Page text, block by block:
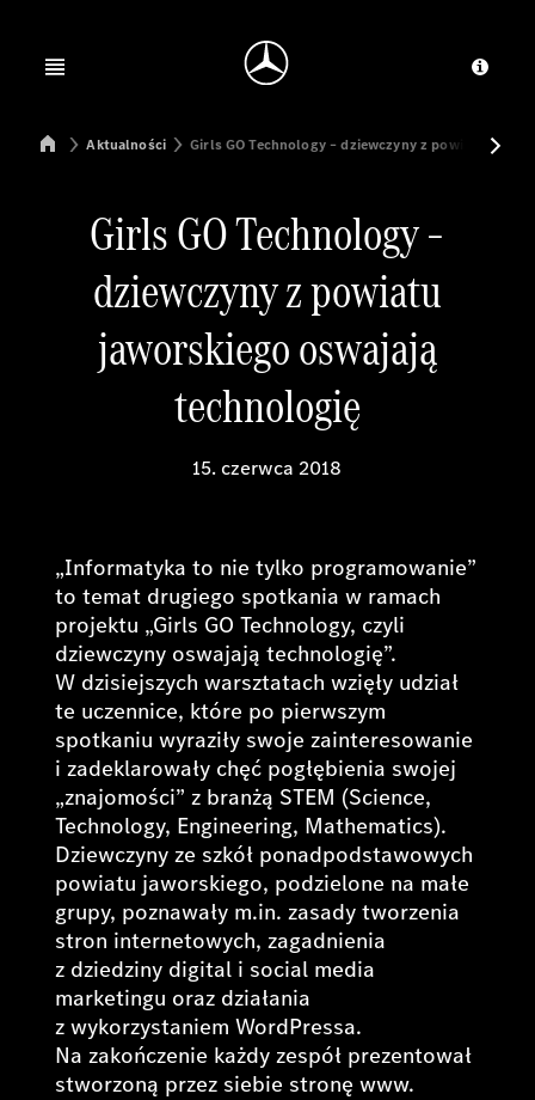
Open menu
Mercedes-Benz Manufacturing Poland
Aktualności Girls GO Technology – dziewczyny z powiatu
Girls GO Technology –
dziewczyny z powiatu
jaworskiego oswajają
technologię
15. czerwca 2018
„Informatyka to nie tylko programowanie”
to temat drugiego spotkania w ramach
projektu „Girls GO Technology, czyli
dziewczyny oswajają technologię”.
W dzisiejszych warsztatach wzięły udział
te uczennice, które po pierwszym
spotkaniu wyraziły swoje zainteresowanie
i zadeklarowały chęć pogłębienia swojej
„znajomości” z branżą STEM (Science,
Technology, Engineering, Mathematics).
Dziewczyny ze szkół ponadpodstawowych
powiatu jaworskiego, podzielone na małe
grupy, poznawały m.in. zasady tworzenia
stron internetowych, zagadnienia
z dziedziny digital i social media
marketingu oraz działania
z wykorzystaniem WordPressa.
Na zakończenie każdy zespół prezentował
stworzoną przez siebie stronę www.